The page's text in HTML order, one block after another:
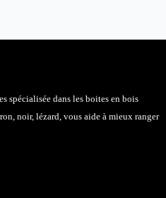
spécialisée dans les boites en bois
noir, lézard, vous aide à mieux ranger